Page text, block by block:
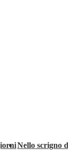
Nello scrigno